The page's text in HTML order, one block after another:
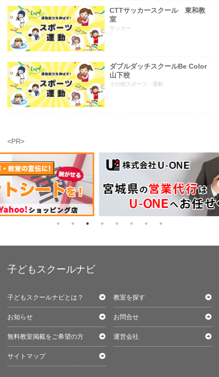
CTTサッカースクール 東和教
室
サッカー
ダブルダッチスクールBe Color
山下校
その他スポーツ・運動
<PR>
子どもスクールナビ
子どもスクールナビとは？ 教室を探す
お知らせ お問合せ
無料教室掲載をご希望の方 運営会社
サイトマップ